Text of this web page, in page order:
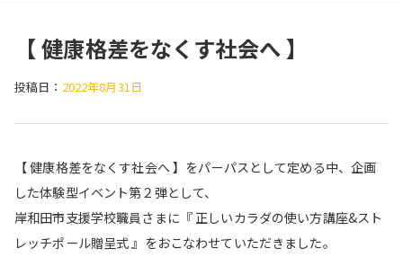
【 健康格差をなくす社会へ 】
投稿日： 2022年8月31日
【 健康格差をなくす社会へ 】をパーパスとして定める中、企画
した体験型イベント第２弾として、
岸和田市支援学校職員さまに『 正しいカラダの使い方講座&スト
レッチポール贈呈式 』をおこなわせていただきました。